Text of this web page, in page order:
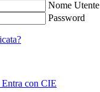
Nome Utente
Password
Entra con CIE